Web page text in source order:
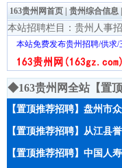
163贵州网首页 贵州综合信息
本站招聘栏目： 贵州人事
本站免费发布贵州招聘/供求/
◆163贵州网全站
【置顶推荐招聘】盘州市
【置顶推荐招聘】从江县
【置顶推荐招聘】中国人